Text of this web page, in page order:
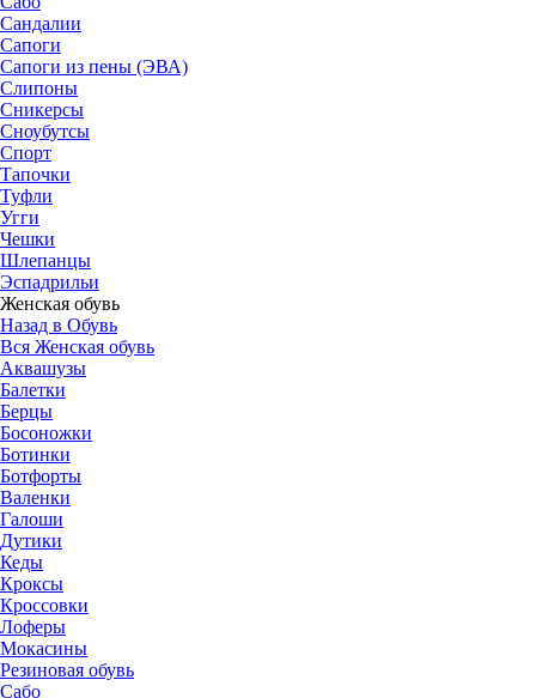
Сандалии
Сапоги
Сапоги из пены (ЭВА)
Слипоны
Сникерсы
Сноубутсы
Спорт
Тапочки
Туфли
Угги
Чешки
Шлепанцы
Эспадрильи
Женская обувь
Назад в Обувь
Вся Женская обувь
Аквашузы
Балетки
Берцы
Босоножки
Ботинки
Ботфорты
Валенки
Галоши
Дутики
Кеды
Кроксы
Кроссовки
Лоферы
Мокасины
Резиновая обувь
Сабо